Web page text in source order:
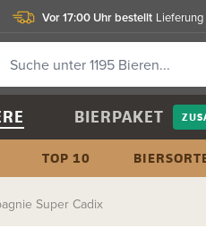
Vor 17:00 Uhr bestellt
BIERPAKET
TOP 10
Super Cadix